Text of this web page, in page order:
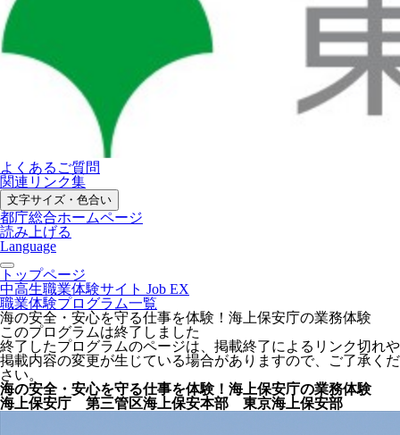
よくあるご質問
関連リンク集
文字サイズ・色合い
都庁総合ホームページ
読み上げる
Language
トップページ
中高生職業体験サイト Job EX
職業体験プログラム一覧
海の安全・安心を守る仕事を体験！海上保安庁の業務体験
このプログラムは終了しました
終了したプログラムのページは、掲載終了によるリンク切れや
掲載内容の変更が生じている場合がありますので、ご了承くだ
さい。
海の安全・安心を守る仕事を体験！海上保安庁の業務体験
海上保安庁 第三管区海上保安本部 東京海上保安部